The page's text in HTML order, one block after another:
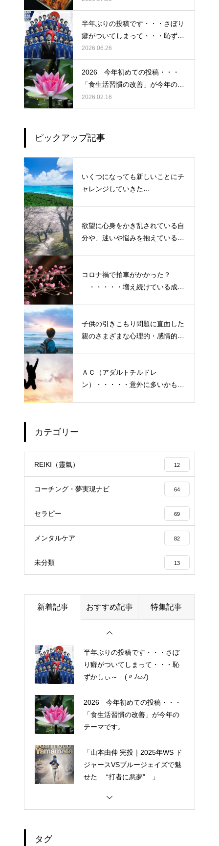
半年ぶりの投稿です・・・さぼり
癖がついてしまって・・・恥ずか
しぃ～ (〃ﾉωﾉ)
2026.06.26
2026 今年初めての投稿・・・
「食生活習慣の改善」が今年のテ
ーマです。
2026.02.16
ピックアップ記事
いくつになっても新しいことにチ
ャレンジしていきた
欲望に心身をかき乱されている自
分や、迷いや悩みを抱えているネ
コロナ禍で拍車がかかった？
・・・・・増え続けている成人
子供の引きこもり問題に直面した
親のさまざまな心理的・感情的な
ＡＣ（アダルトチルドレ
ン）・・・・・意外に多いかも？
カテゴリー
REIKI（靈氣） 12
コーチング・夢実現ナビ 64
セラピー 69
メンタルケア 82
未分類 13
新着記事 おすすめ記事 特集記事
エイジングケアで最近気になっ
ているスキンケア製品・・・幹
細胞コスメ vs エクソソーム
コスメ ①
エイジングケアで最近気になっ
ているスキンケア製品・・・エ
クソソームコスメ
エイジングケアで最近気になっ
ているスキンケア製品・・・幹
細胞コスメ ③
土用の丑の日・・・余計なこと
半年ぶりの投稿です・・・さぼ
り癖がついてしまって・・・恥
ずかしぃ～ (〃ﾉωﾉ)
2026 今年初めての投稿・・・
「食生活習慣の改善」が今年の
テーマです。
「山本由伸 完投｜2025年WS ド
ジャースVSブルージェイズで魅
せた “打者に悪夢” 」
タグ